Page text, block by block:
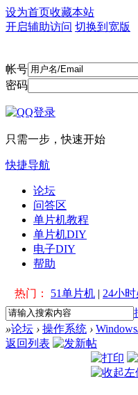
设为首页收藏本站
开启辅助访问 切换到宽版
帐号
密码
只需一步，快速开始
快捷导航
论坛
问答区
单片机教程
单片机DIY
电子DIY
帮助
热门： 51单片机 | 24小
»论坛 › 操作系统 ›
返回列表